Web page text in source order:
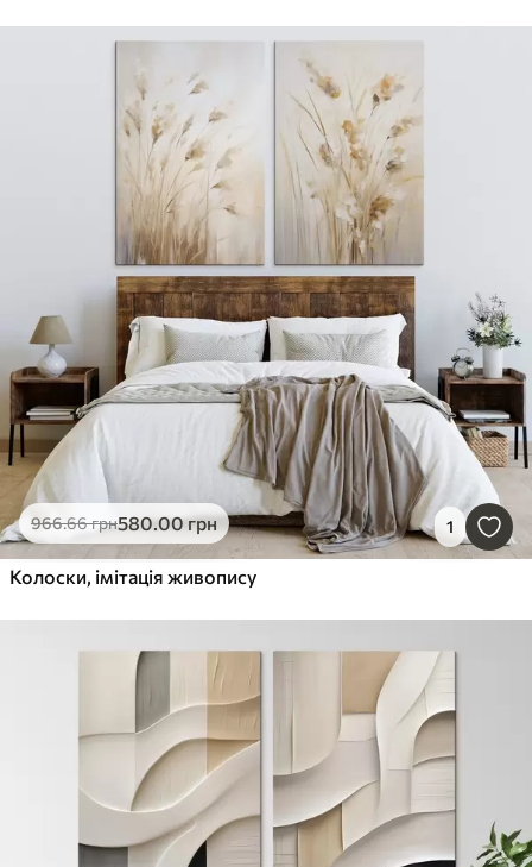
966.66грн580.00грн 1
Колоски, імітація живопису